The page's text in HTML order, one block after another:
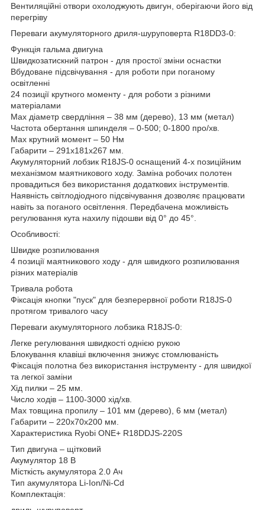
Вентиляційні отвори охолоджують двигун, оберігаючи його від
перегріву
Переваги акумуляторного дриля-шуруповерта R18DD3-0:
Функція гальма двигуна
Швидкозатискний патрон - для простої зміни оснастки
Вбудоване підсвічування - для роботи при поганому
освітленні
24 позиції крутного моменту - для роботи з різними
матеріалами
Мах діаметр свердління – 38 мм (дерево), 13 мм (метал)
Частота обертання шпинделя – 0-500; 0-1800 про/хв.
Мах крутний момент – 50 Нм
Габарити – 291х181х267 мм.
Акумуляторний лобзик R18JS-0 оснащений 4-х позиційним
механізмом маятникового ходу. Заміна робочих полотен
провадиться без використання додаткових інструментів.
Наявність світлодіодного підсвічування дозволяє працювати
навіть за поганого освітлення. Передбачена можливість
регулювання кута нахилу підошви від 0° до 45°.
Особливості:
Швидке розпилювання
4 позиції маятникового ходу - для швидкого розпилювання
різних матеріалів
Тривала робота
Фіксація кнопки "пуск" для безперервної роботи R18JS-0
протягом тривалого часу
Переваги акумуляторного лобзика R18JS-0:
Легке регулювання швидкості однією рукою
Блокування клавіші включення знижує стомлюваність
Фіксація полотна без використання інструменту - для швидкої
та легкої заміни
Хід пилки – 25 мм.
Число ходів – 1100-3000 хід/хв.
Мах товщина пропилу – 101 мм (дерево), 6 мм (метал)
Габарити – 220х70х200 мм.
Характеристика Ryobi ONE+ R18DDJS-220S
Тип двигуна – щітковий
Акумулятор 18 В
Місткість акумулятора 2.0 Ач
Тип акумулятора Li-Ion/Ni-Cd
Комплектація: